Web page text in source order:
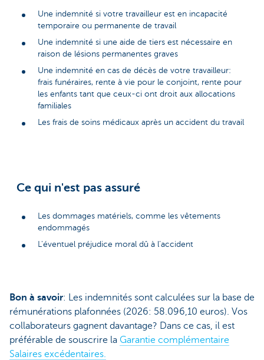
Une indemnité si votre travailleur est en incapacité
temporaire ou permanente de travail
Une indemnité si une aide de tiers est nécessaire en
raison de lésions permanentes graves
Une indemnité en cas de décès de votre travailleur:
frais funéraires, rente à vie pour le conjoint, rente pour
les enfants tant que ceux-ci ont droit aux allocations
familiales
Les frais de soins médicaux après un accident du travail
Ce qui n'est pas assuré
Les dommages matériels, comme les vêtements
endommagés
L'éventuel préjudice moral dû à l’accident
Bon à savoir: Les indemnités sont calculées sur la base de
rémunérations plafonnées (2026: 58.096,10 euros). Vos
collaborateurs gagnent davantage? Dans ce cas, il est
préférable de souscrire la Garantie complémentaire
Salaires excédentaires.